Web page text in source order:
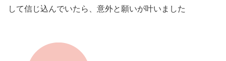
して信じ込んでいたら、意外と願いが叶いました